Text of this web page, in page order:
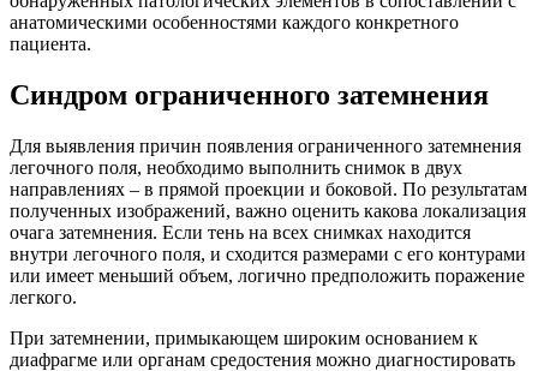
анатомическими особенностями каждого конкретного
пациента.
Синдром ограниченного затемнения
Для выявления причин появления ограниченного затемнения
легочного поля, необходимо выполнить снимок в двух
направлениях – в прямой проекции и боковой. По результатам
полученных изображений, важно оценить какова локализация
очага затемнения. Если тень на всех снимках находится
внутри легочного поля, и сходится размерами с его контурами
или имеет меньший объем, логично предположить поражение
легкого.
При затемнении, примыкающем широким основанием к
диафрагме или органам средостения можно диагностировать